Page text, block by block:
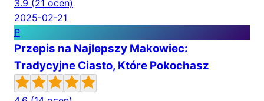
3.9 (21 ocen)
2025-02-21
P
Przepis na Najlepszy Makowiec:
Tradycyjne Ciasto, Które Pokochasz